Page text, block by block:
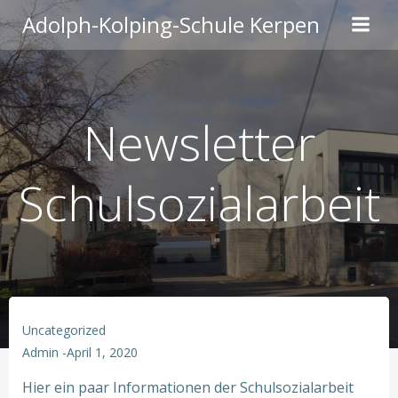
Inhalt
springen
Adolph-Kolping-Schule Kerpen
Newsletter
Schulsozialarbeit
Uncategorized
Admin -April 1, 2020
Hier ein paar Informationen der Schulsozialarbeit